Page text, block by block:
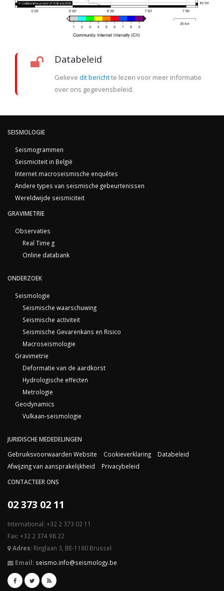
Databeleid
Gelieve dit berichtte lezen voor meer informatie
over ons gegevensbeleid.
SEISMOLOGIE
Seismogrammen
Seismiciteit in België
Internet macroseismische enquêtes
Andere types van seismische gebeurtenissen
Wereldwijde seismiciteit
GRAVIMETRIE
Observaties
Real Time g
Online databank
ONDERZOEK
Seismologie
Seismische waarschuwing
Seismische activiteit
Seismische Gevarenkans en Risico
Macroseismologie
Gravimetrie
Deformatie van de aardkorst
Hydrologische effecten
Metrologie
Geodynamics
Vulkaan-seismologie
JURIDISCHE MEDEDELINGEN
Gebruiksvoorwaarden Website
Cookieverklaring
Databeleid
Afwijzing van aansprakelijkheid
Privacybeleid
CONTACTEER ONS
02 373 02 11
International: +32 2 373 02 11
Fax: +32 2 374 98 22
Adres: Ringlaan 3, BE-1180 Brussel
Email: seismo.info@seismology.be